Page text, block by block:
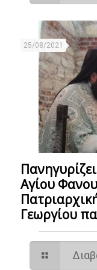
25/08/2021
Αγίου
Γεωργίου